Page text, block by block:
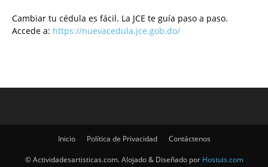
Cambiar tu cédula es fácil. La JCE te guía paso a paso.
Accede a: https://nuevacedula.jce.gob.do/
Inicio Política de Privacidad Contáctenos
© Actividadesartisticas.com. Alojado & Diseñado por Hostuis.com